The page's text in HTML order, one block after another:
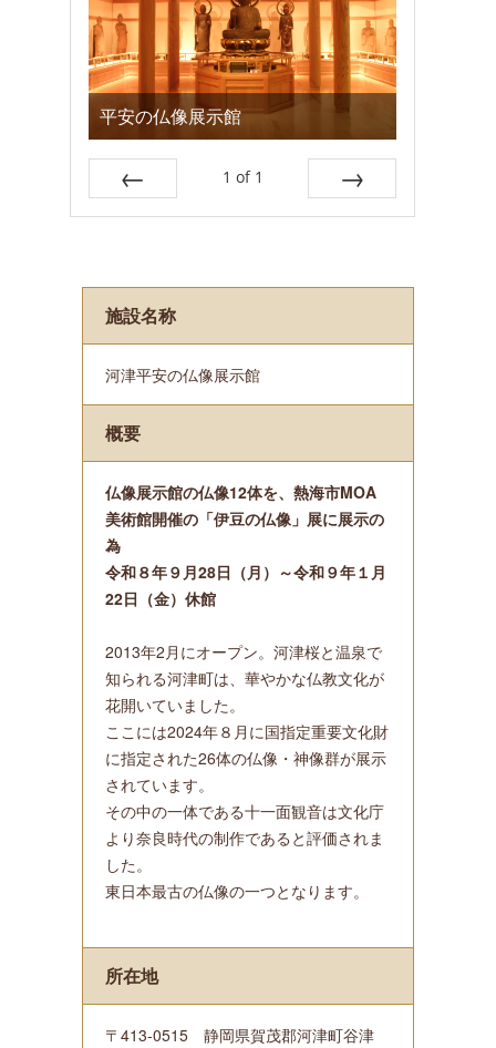
平安の仏像展示館
Prev
1 of 1
Next
施設名称
河津平安の仏像展示館
概要
仏像展示館の仏像12体を、熱海市MOA
美術館開催の「伊豆の仏像」展に展示の
為
令和８年９月28日（月）～令和９年１月
22日（金）休館
2013年2月にオープン。河津桜と温泉で
知られる河津町は、華やかな仏教文化が
花開いていました。
ここには2024年８月に国指定重要文化財
に指定された26体の仏像・神像群が展示
されています。
その中の一体である十一面観音は文化庁
より奈良時代の制作であると評価されま
した。
東日本最古の仏像の一つとなります。
所在地
〒413-0515 静岡県賀茂郡河津町谷津